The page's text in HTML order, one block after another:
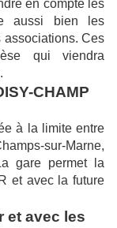
en compte les
aussi bien les
associations. Ces
qui viendra
CHAMP
à la limite entre
sur-Marne,
gare permet la
et avec la future
et avec les